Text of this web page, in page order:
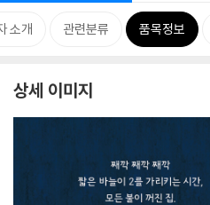
소개 관련분류 품목정보
상세 이미지